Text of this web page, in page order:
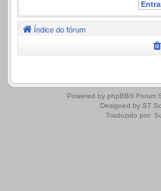
Índice do fórum
.
Powered by phpBB® Forum
Designed by ST
Traduzido por: